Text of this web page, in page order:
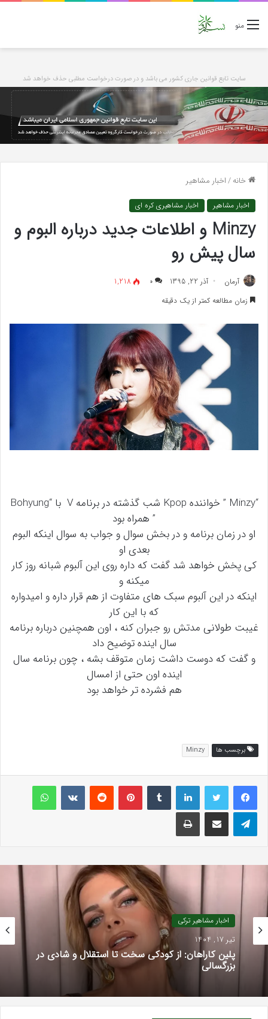
منو
سایت تابع قوانین جاری کشور می باشد و در صورت درخواست مطلبی حذف خواهد شد
خانه/اخبار مشاهیر
اخبار مشاهیر اخبار مشاهیری کره ای
Minzy و اطلاعات جدید درباره البوم و
سال پیش رو
آرمان آذر 22, 1395 ۰
1,218
زمان مطالعه کمتر از یک دقیقه
“Minzy ” خواننده Kpop شب گذشته در برنامه V با “Bohyung
” همراه بود
او در زمان برنامه و در بخش سوال و جواب به سوال اینکه البوم
بعدی او
کی پخش خواهد شد گفت که داره روی این آلبوم شبانه روز کار
میکنه و
اینکه در این آلبوم سبک های متفاوت از هم قرار داره و امیدواره
که با این کار
غیبت طولانی مدتش رو جبران کنه ، اون همچنین درباره برنامه
سال اینده توضیح داد
و گفت که دوست داشت زمان متوقف بشه ، چون برنامه سال
اینده اون حتی از امسال
هم فشرده تر خواهد بود
برچسب ها Minzy
لینکداینتامبلر پینتریستReddit
VKontakteواتس آپ
تلگرام اشتراک گذاری با ایمیل چاپ
اخبار مشاهیر ترکی
تیر 17, 1404
پلین کاراهان: از کودکی سخت تا استقلال و شادی در
بزرگسالی